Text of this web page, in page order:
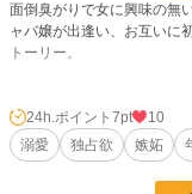
面倒臭がりで女に興味の無
ャバ嬢が出逢い、お互いに
トーリー。
《――これ程までに人を好
運命》
24h.ポイント 7pt
10
溺愛
独占欲 嫉妬